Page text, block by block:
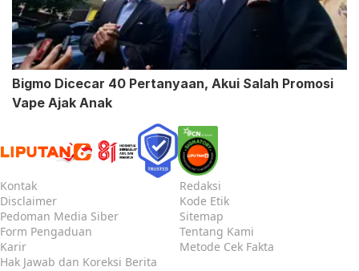
Bigmo Dicecar 40 Pertanyaan, Akui Salah Promosi
Vape Ajak Anak
Kontak
Redaksi
Disclaimer
Kode Etik
Pedoman Media Siber
Sitemap
Form Pengaduan
Tentang Kami
Karir
Metode Cek Fakta
Hak Jawab dan Koreksi Berita